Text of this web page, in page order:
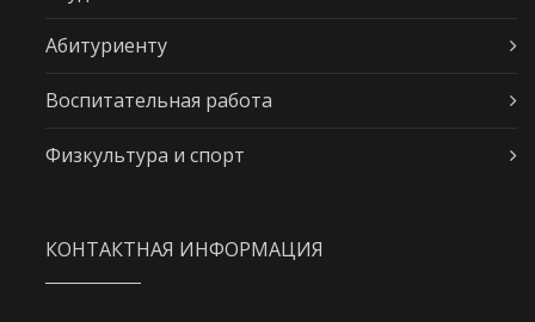
Абитуриенту
Воспитательная работа
Физкультура и спорт
КОНТАКТНАЯ ИНФОРМАЦИЯ